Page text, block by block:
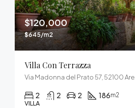
$120,000
$645/m2
Villa Con Terrazza
Via Madonna del Prato 57, 52100
2 2 2 186m2
VILLA